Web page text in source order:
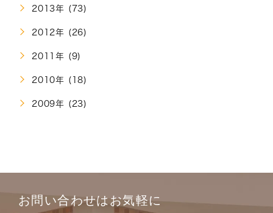
2013年 (73)
2012年 (26)
2011年 (9)
2010年 (18)
2009年 (23)
お問い合わせはお気軽に